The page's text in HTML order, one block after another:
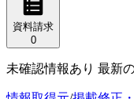
資料請求
0
未確認情報あり 最新